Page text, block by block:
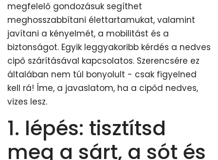
megfelelő gondozásuk segíthet
meghosszabbítani élettartamukat, valamint
javítani a kényelmét, a mobilitást és a
biztonságot. Egyik leggyakoribb kérdés a nedves
cipő szárításával kapcsolatos. Szerencsére ez
általában nem túl bonyolult - csak figyelned
kell rá! Íme, a javaslatom, ha a cipőd nedves,
vizes lesz.
1. lépés: tisztítsd
meg a sárt, a sót és